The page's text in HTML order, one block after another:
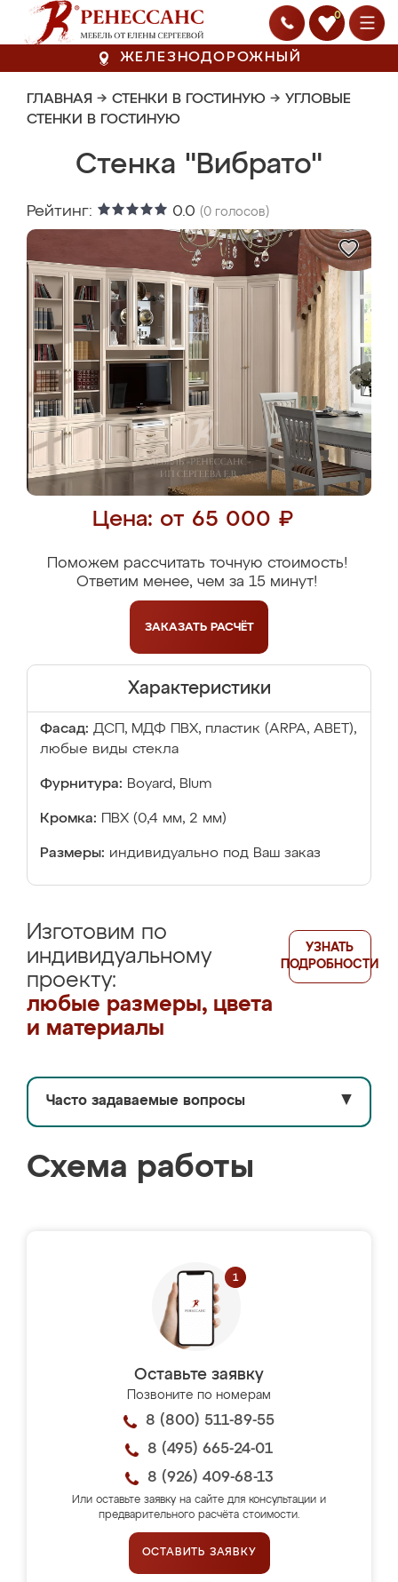
0
ЖЕЛЕЗНОДОРОЖНЫЙ
ГЛАВНАЯ → СТЕНКИ В ГОСТИНУЮ → УГЛОВЫЕ
СТЕНКИ В ГОСТИНУЮ
Стенка "Вибрато"
Рейтинг: 0.0 (0 голосов)
Цена: от 65 000 ₽
Поможем рассчитать точную стоимость!
Ответим менее, чем за 15 минут!
ЗАКАЗАТЬ РАСЧЁТ
Характеристики
Фасад: ДСП, МДФ ПВХ, пластик (ARPA, ABET),
любые виды стекла
Фурнитура: Boyard, Blum
Кромка: ПВХ (0,4 мм, 2 мм)
Размеры: индивидуально под Ваш заказ
Изготовим по
индивидуальному
проекту:
любые размеры, цвета
и материалы
УЗНАТЬ
ПОДРОБНОСТИ
Часто задаваемые вопросы ▼
Схема работы
Оставьте заявку
Позвоните по номерам
8 (800) 511-89-55
8 (495) 665-24-01
8 (926) 409-68-13
Или оставьте заявку на сайте для консультации и
предварительного расчёта стоимости.
ОСТАВИТЬ ЗАЯВКУ